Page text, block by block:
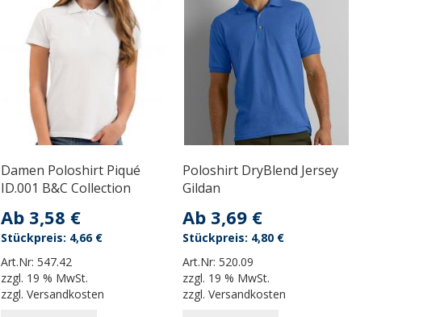
Damen Poloshirt Piqué
ID.001 B&C Collection
Ab 3,58 €
Art.Nr: 547.42
zzgl. 19 % MwSt.
zzgl. Versandkosten
4,66 €
Poloshirt DryBlend Jersey
Gildan
Ab 3,69 €
Art.Nr:520.09
zzgl. 19 % MwSt.
zzgl.Versandkosten
4,80 €